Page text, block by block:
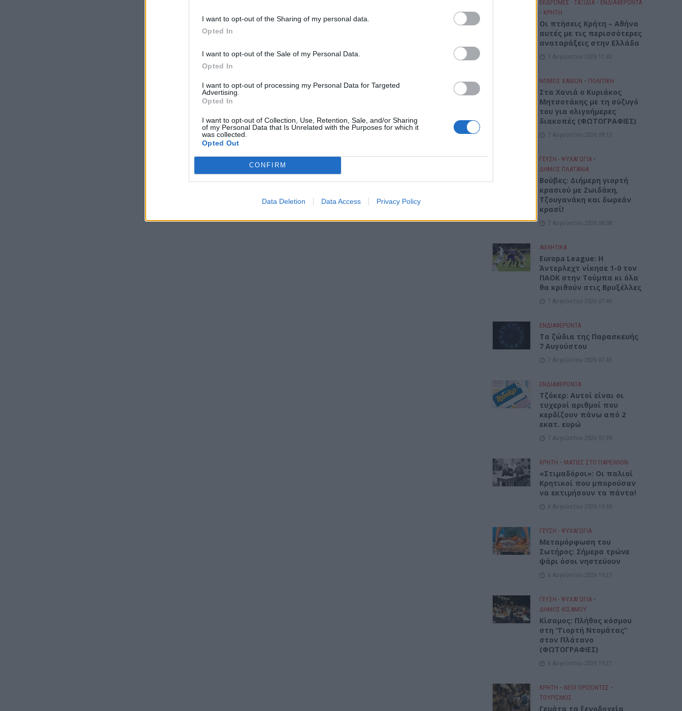
I want to opt-out of the Sharing of my personal data.
Opted In
I want to opt-out of the Sale of my Personal Data.
Opted In
I want to opt-out of processing my Personal Data for Targeted
Advertising.
Opted In
I want to opt-out of Collection, Use, Retention, Sale, and/or Sharing
of my Personal Data that Is Unrelated with the Purposes for which it
was collected.
Opted Out
CONFIRM
Data Deletion Data Access Privacy Policy
ΕΚΔΡΟΜΈΣ - ΤΑΞΊΔΙΑ • ΕΝΔΙΑΦΕΡΟΝΤΑ
• ΚΡΗΤΗ
Οι πτήσεις Κρήτη – Αθήνα
αυτές με τις περισσότερες
αναταράξεις στην Ελλάδα
7 Αυγούστου 2026 11:43
ΝΟΜΌΣ ΧΑΝΊΩΝ • ΠΟΛΙΤΙΚΗ
Στα Χανιά ο Κυριάκος
Μητσοτάκης με τη σύζυγό
του για ολιγοήμερες
διακοπές (ΦΩΤΟΓΡΑΦΙΕΣ)
7 Αυγούστου 2026 09:13
ΓΕΎΣΗ - ΨΥΧΑΓΩΓΊΑ •
ΔΉΜΟΣ ΠΛΑΤΑΝΙΆ
Βούβες: Διήμερη γιορτή
κρασιού με Ζωιδάκη,
Τζουγανάκη και δωρεάν
κρασί!
7 Αυγούστου 2026 08:08
ΑΘΛΗΤΙΚΑ
Europa League: Η
Άντερλεχτ νίκησε 1-0 τον
ΠΑΟΚ στην Τούμπα κι όλα
θα κριθούν στις Βρυξέλλες
7 Αυγούστου 2026 07:46
ΕΝΔΙΑΦΕΡΟΝΤΑ
Tα ζώδια της Παρασκευής
7 Αυγούστου
7 Αυγούστου 2026 07:43
ΕΝΔΙΑΦΕΡΟΝΤΑ
Τζόκερ: Αυτοί είναι οι
τυχεροί αριθμοί που
κερδίζουν πάνω από 2
εκατ. ευρώ
7 Αυγούστου 2026 07:39
ΚΡΗΤΗ • ΜΑΤΙΕΣ ΣΤΟ ΠΑΡΕΛΘΟΝ
«Στιμαδόροι»: Οι παλιοί
Κρητικοί που μπορούσαν
να εκτιμήσουν τα πάντα!
6 Αυγούστου 2026 19:30
ΓΕΎΣΗ - ΨΥΧΑΓΩΓΊΑ
Μεταμόρφωση του
Σωτήρος: Σήμερα τρώνε
ψάρι όσοι νηστεύουν
6 Αυγούστου 2026 19:27
ΓΕΎΣΗ - ΨΥΧΑΓΩΓΊΑ •
ΔΉΜΟΣ ΚΙΣΆΜΟΥ
Κίσαμος: Πλήθος κόσμου
στη “Γιορτή Ντομάτας”
στον Πλάτανο
(ΦΩΤΟΓΡΑΦΙΕΣ)
6 Αυγούστου 2026 19:21
ΚΡΗΤΗ • ΝΕΟΙ ΟΡΙΖΟΝΤΕΣ •
ΤΟΥΡΙΣΜΟΣ
Γεμάτα τα ξενοδοχεία